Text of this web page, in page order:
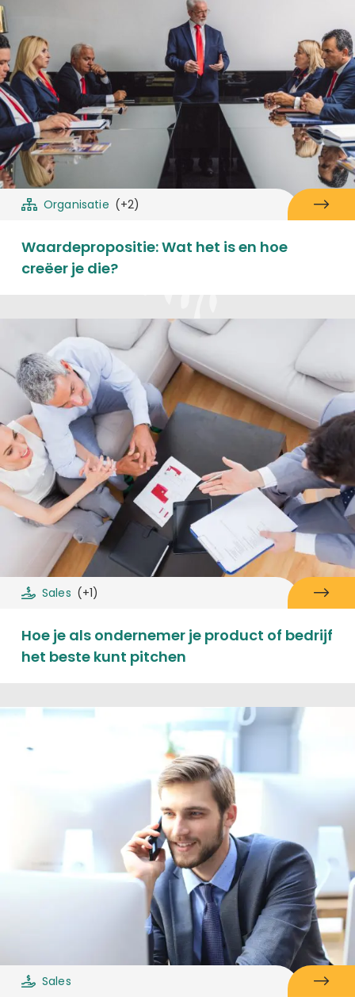
Organisatie (+2)
Waardepropositie: Wat het is en hoe
creëer je die?
Sales (+1)
Hoe je als ondernemer je product of bedrijf
het beste kunt pitchen
Sales